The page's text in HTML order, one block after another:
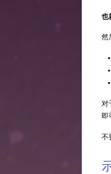
也
然
对
即
不